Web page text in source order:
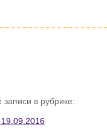
в рубрике:
19.09.2016